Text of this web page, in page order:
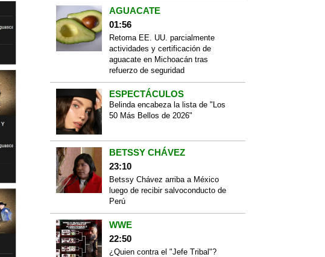
AGUACATE
01:56
Retoma EE. UU. parcialmente
actividades y certificación de
aguacate en Michoacán tras
refuerzo de seguridad
ESPECTÁCULOS
Belinda encabeza la lista de "Los
50 Más Bellos de 2026"
BETSSY CHÁVEZ
23:10
Betssy Chávez arriba a México
luego de recibir salvoconducto de
Perú
WWE
22:50
¿Quien contra el "Jefe Tribal"?